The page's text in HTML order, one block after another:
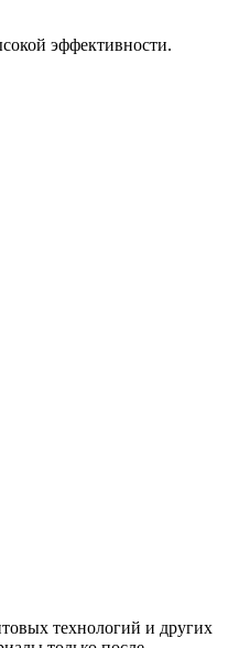
эффективности.
технологий и других